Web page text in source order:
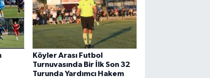
Köyler Arası Futbol
Turnuvasında Bir İlk Son 32
Turunda Yardımcı Hakem